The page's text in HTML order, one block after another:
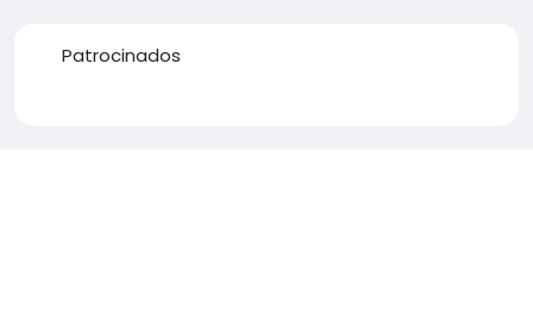
Patrocinados